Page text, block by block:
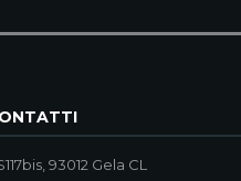
93012 Gela CL